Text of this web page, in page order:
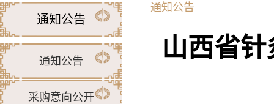
通知公告
通知公告
采购意向公开
通知公告
山西省